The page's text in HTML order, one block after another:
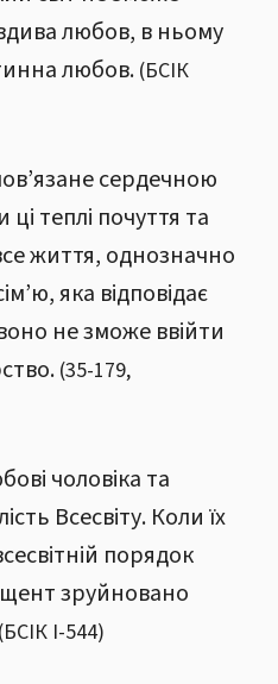
любов, в ньому
любов. (БСІК
сердечною
теплі почуття та
життя, однозначно
яка відповідає
не зможе ввійти
(35-179,
чоловіка та
Всесвіту. Коли їх
порядок
зруйновано
(БСІК І-544)